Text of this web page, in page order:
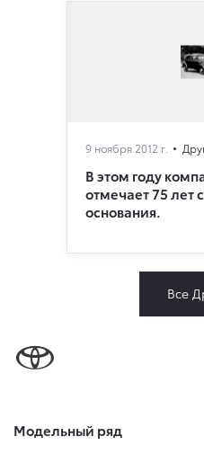
9 ноября 2012 г.
В этом году
отмечает 75 лет
основания.
Все
Модельный ряд